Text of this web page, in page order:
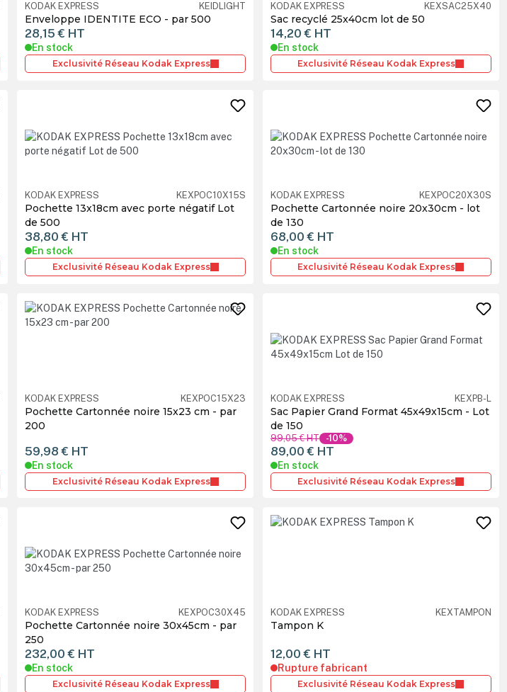
KODAK EXPRESS KEIDLIGHT
Enveloppe IDENTITE ECO - par 500
28,15 € HT
En stock
Exclusivité Réseau Kodak Express
KODAK EXPRESS KEXSAC25X40
Sac recyclé 25x40cm lot de 50
14,20 € HT
En stock
Exclusivité Réseau Kodak Express
KODAK EXPRESS KEXPOC10X15S
Pochette 13x18cm avec porte négatif Lot
de 500
38,80 € HT
En stock
Exclusivité Réseau Kodak Express
KODAK EXPRESS KEXPOC20X30S
Pochette Cartonnée noire 20x30cm - lot
de 130
68,00 € HT
En stock
Exclusivité Réseau Kodak Express
KODAK EXPRESS KEXPOC15X23
Pochette Cartonnée noire 15x23 cm - par
200
59,98 € HT
En stock
Exclusivité Réseau Kodak Express
KODAK EXPRESS KEXPB-L
Sac Papier Grand Format 45x49x15cm - Lot
de 150
99,05 €HT -10%
89,00 € HT
En stock
Exclusivité Réseau Kodak Express
KODAK EXPRESS KEXPOC30X45
Pochette Cartonnée noire 30x45cm - par
250
232,00 € HT
En stock
Exclusivité Réseau Kodak Express
KODAK EXPRESS KEXTAMPON
Tampon K
12,00 € HT
Rupture fabricant
Exclusivité Réseau Kodak Express